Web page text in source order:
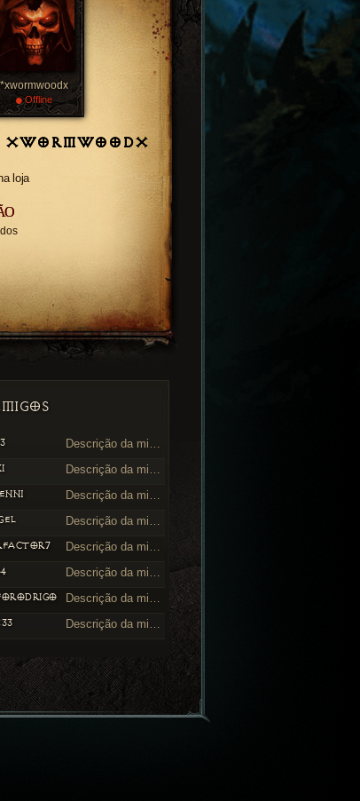
*xwormwoodx
•Offline
XWORMWOODX
loja
Descrição da minha loja
Descrição da minha loja
Descrição da minha loja
Descrição da minha loja
Descrição da minha loja
Descrição da minha loja
Descrição da minha loja
Descrição da minha loja